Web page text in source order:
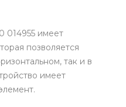
014955 имеет
позволяется
так и в
имеет